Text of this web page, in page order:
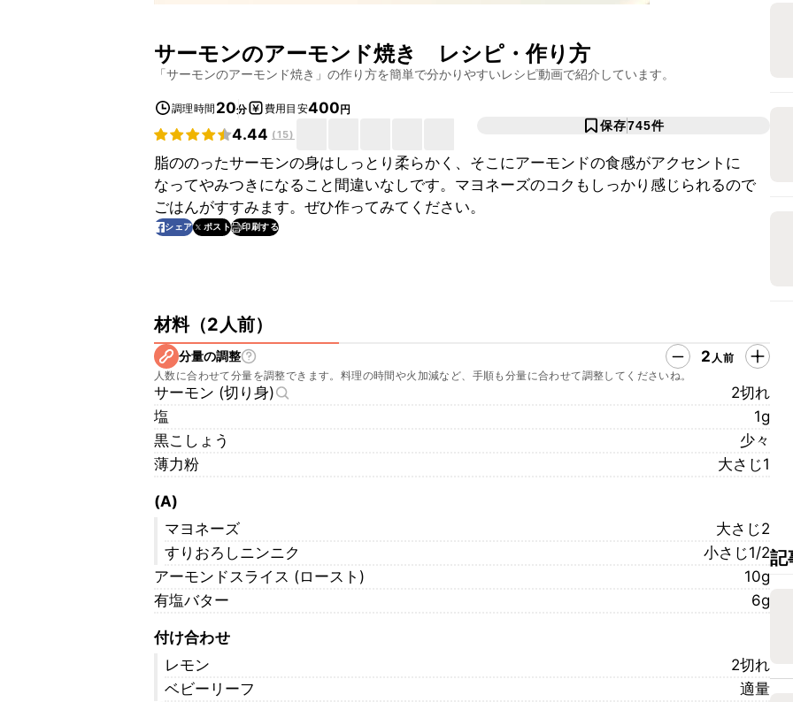
サーモンのアーモンド焼き レシピ・作り方
「サーモンのアーモンド焼き 」の作り方を簡単で分かりやすいレシピ動画で紹介しています。
調理時間 20分 費用目安400円
4.44 (15)
保存745件
脂ののったサーモンの身はしっとり柔らかく、そこにアーモンドの食感がアクセントに
なってやみつきになること間違いなしです。マヨネーズのコクもしっかり感じられるので
ごはんがすすみます。ぜひ作ってみてください。
シェア ポスト 印刷する
材料（2人前）
分量の調整 2 人前
人数に合わせて分量を調整できます。料理の時間や火加減など、手順も分量に合わせて調整してくださいね。
サーモン (切り身)
2切れ
塩
1g
黒こしょう
少々
薄力粉
大さじ1
(A)
マヨネーズ
大さじ2
すりおろしニンニク
小さじ1/2
アーモンドスライス (ロースト)
10g
有塩バター
6g
付け合わせ
レモン
2切れ
ベビーリーフ
適量
記